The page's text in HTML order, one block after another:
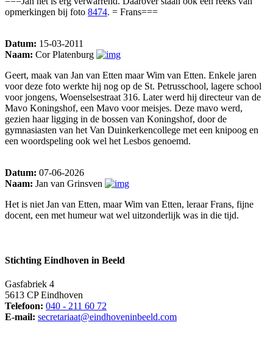
opmerkingen bij foto 8474. = Frans===
Datum: 15-03-2011
Naam: Cor Platenburg
Geert, maak van Jan van Etten maar Wim van Etten. Enkele jaren
voor deze foto werkte hij nog op de St. Petrusschool, lagere school
voor jongens, Woenselsestraat 316. Later werd hij directeur van de
Mavo Koningshof, een Mavo voor meisjes. Deze mavo werd,
gezien haar ligging in de bossen van Koningshof, door de
gymnasiasten van het Van Duinkerkencollege met een knipoog en
een woordspeling ook wel het Lesbos genoemd.
Datum: 07-06-2026
Naam: Jan van Grinsven
Het is niet Jan van Etten, maar Wim van Etten, leraar Frans, fijne
docent, een met humeur wat wel uitzonderlijk was in die tijd.
Stichting Eindhoven in Beeld
Gasfabriek 4
5613 CP Eindhoven
Telefoon: 040 - 211 60 72
E-mail: secretariaat@eindhoveninbeeld.com